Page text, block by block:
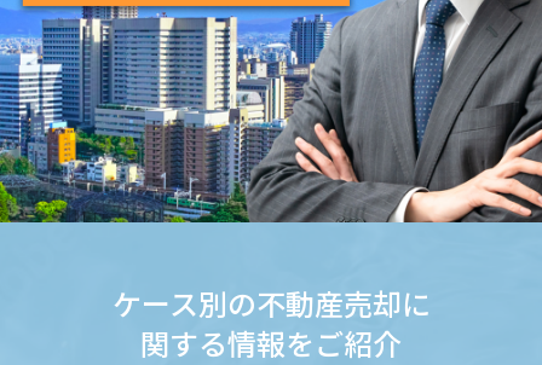
ケース別の不動産売却に
関する情報をご紹介